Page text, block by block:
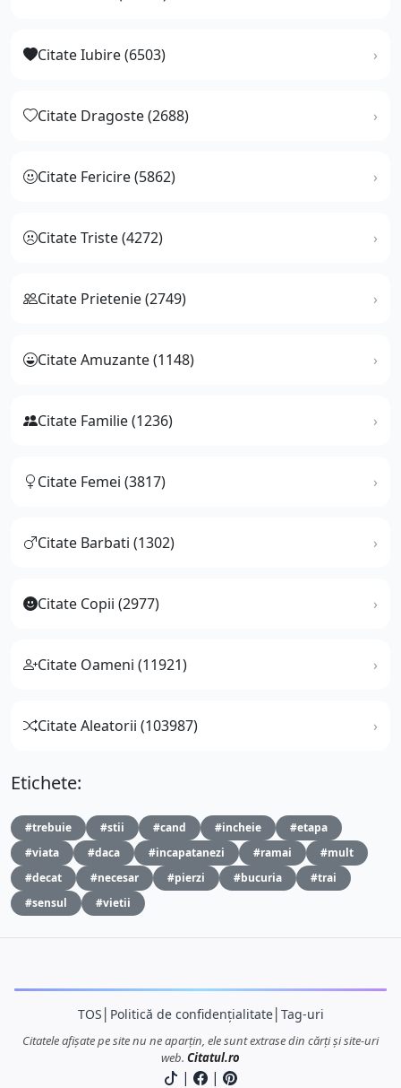
Citate Iubire (6503)
Citate Dragoste (2688)
Citate Fericire (5862)
Citate Triste (4272)
Citate Prietenie (2749)
Citate Amuzante (1148)
Citate Familie (1236)
Citate Femei (3817)
Citate Barbati (1302)
Citate Copii (2977)
Citate Oameni (11921)
Citate Aleatorii (103987)
Etichete:
#trebuie #stii #cand #incheie
#etapa
#viata
#daca #incapatanezi #ramai
#mult
#decat
#necesar #pierzi #bucuria
#trai
#sensul
#vietii
TOS Politică de confidențialitate│ Tag-uri
Citatele afișate pe site nu ne aparțin, ele sunt extrase din cărți și site-uri
web. Citatul.ro
| |